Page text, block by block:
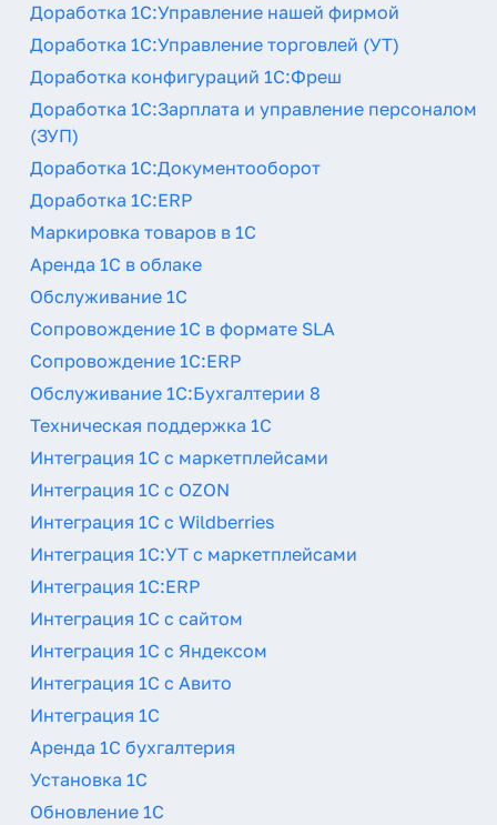
Доработка 1С:Управление нашей фирмой
Доработка 1С:Управление торговлей (УТ)
Доработка конфигураций 1С:Фреш
Доработка 1С:Зарплата и управление персоналом
(ЗУП)
Доработка 1С:Документооборот
Доработка 1С:ERP
Маркировка товаров в 1С
Аренда 1С в облаке
Обслуживание 1С
Сопровождение 1С в формате SLA
Сопровождение 1С:ERP
Обслуживание 1С:Бухгалтерии 8
Техническая поддержка 1С
Интеграция 1С с маркетплейсами
Интеграция 1С с OZON
Интеграция 1С с Wildberries
Интеграция 1С:УТ с маркетплейсами
Интеграция 1С:ERP
Интеграция 1С с сайтом
Интеграция 1С с Яндексом
Интеграция 1С с Авито
Интеграция 1С
Аренда 1С бухгалтерия
Установка 1С
Обновление 1С